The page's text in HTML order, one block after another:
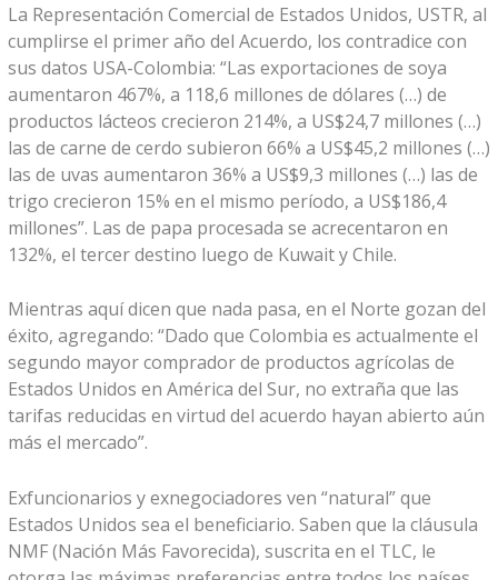
La Representación Comercial de Estados Unidos, USTR, al
cumplirse el primer año del Acuerdo, los contradice con
sus datos USA-Colombia: “Las exportaciones de soya
aumentaron 467%, a 118,6 millones de dólares (…) de
productos lácteos crecieron 214%, a US$24,7 millones (…)
las de carne de cerdo subieron 66% a US$45,2 millones (…)
las de uvas aumentaron 36% a US$9,3 millones (…) las de
trigo crecieron 15% en el mismo período, a US$186,4
millones”. Las de papa procesada se acrecentaron en
132%, el tercer destino luego de Kuwait y Chile.
Mientras aquí dicen que nada pasa, en el Norte gozan del
éxito, agregando: “Dado que Colombia es actualmente el
segundo mayor comprador de productos agrícolas de
Estados Unidos en América del Sur, no extraña que las
tarifas reducidas en virtud del acuerdo hayan abierto aún
más el mercado”.
Exfuncionarios y exnegociadores ven “natural” que
Estados Unidos sea el beneficiario. Saben que la cláusula
NMF (Nación Más Favorecida), suscrita en el TLC, le